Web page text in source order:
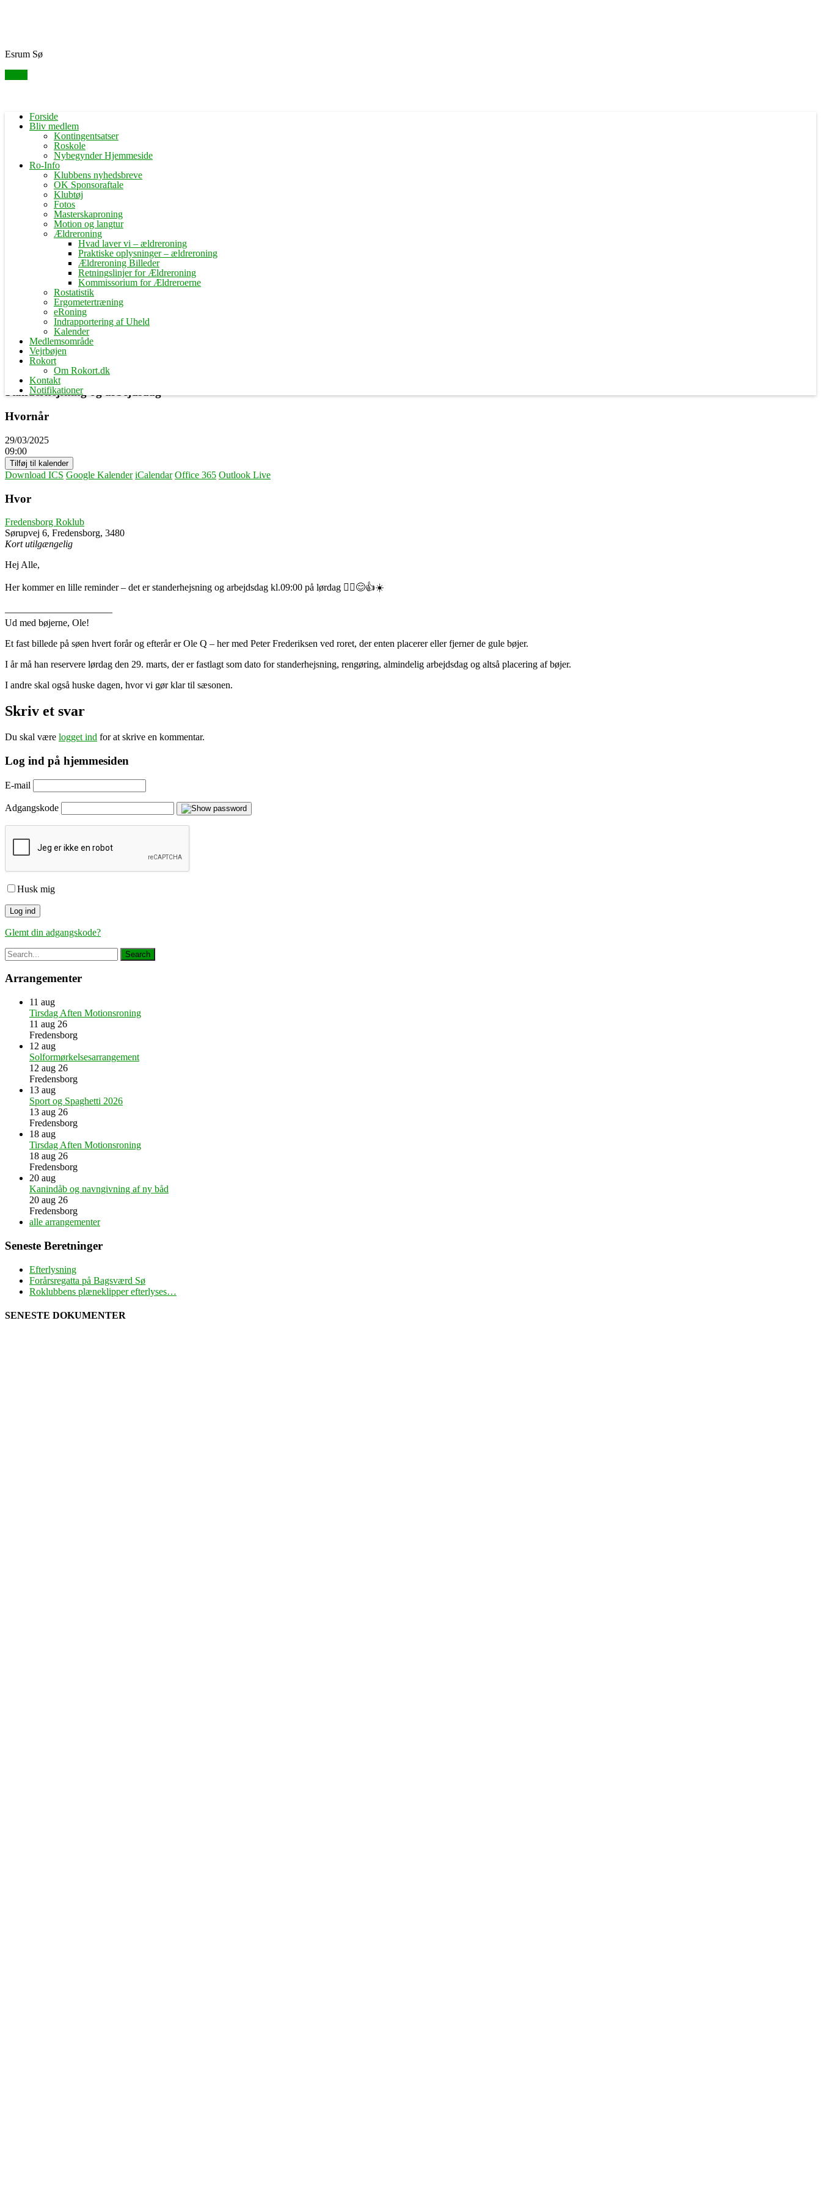
Esrum Sø
Forside
Bliv medlem
Kontingentsatser
Roskole
Nybegynder Hjemmeside
Ro-Info
Klubbens nyhedsbreve
OK Sponsoraftale
Klubtøj
Fotos
Masterskaproning
Motion og langtur
Ældreroning
Hvad laver vi – ældreroning
Praktiske oplysninger – ældreroning
Ældreroning Billeder
Retningslinjer for Ældreroning
Kommissorium for Ældreroerne
Rostatistik
Ergometertræning
eRoning
Indrapportering af Uheld
Kalender
Medlemsområde
Vejrbøjen
Rokort
Om Rokort.dk
Kontakt
Notifikationer
Standerhejsning og arbejdsdag
Hvornår
29/03/2025
09:00
Tilføj til kalender
Download ICS Google Kalender iCalendar Office 365 Outlook Live
Hvor
Fredensborg Roklub
Sørupvej 6, Fredensborg, 3480
Kort utilgængelig
Hej Alle,
Her kommer en lille reminder – det er standerhejsning og arbejdsdag kl.09:00 på lørdag 🚣‍♀️😊👍☀️
———————————
Ud med bøjerne, Ole!
Et fast billede på søen hvert forår og efterår er Ole Q – her med Peter Frederiksen ved roret, der enten placerer eller fjerner de gule bøjer.
I år må han reservere lørdag den 29. marts, der er fastlagt som dato for standerhejsning, rengøring, almindelig arbejdsdag og altså placering af bøjer.
I andre skal også huske dagen, hvor vi gør klar til sæsonen.
Skriv et svar
Du skal være logget ind for at skrive en kommentar.
Log ind på hjemmesiden
E-mail
Adgangskode
Husk mig
Glemt din adgangskode?
Arrangementer
11 aug
Tirsdag Aften Motionsroning
11 aug 26
Fredensborg
12 aug
Solformørkelsesarrangement
12 aug 26
Fredensborg
13 aug
Sport og Spaghetti 2026
13 aug 26
Fredensborg
18 aug
Tirsdag Aften Motionsroning
18 aug 26
Fredensborg
20 aug
Kanindåb og navngivning af ny båd
20 aug 26
Fredensborg
alle arrangementer
Seneste Beretninger
Efterlysning
Forårsregatta på Bagsværd Sø
Roklubbens plæneklipper efterlyses…
SENESTE DOKUMENTER